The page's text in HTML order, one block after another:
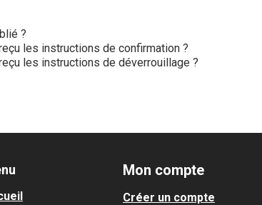
?
les instructions de confirmation ?
les instructions de déverrouillage ?
Mon compte
Créer un compte